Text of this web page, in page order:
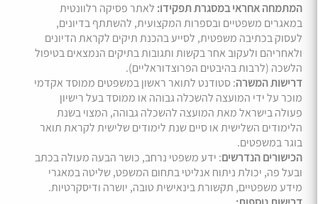
המתמחה אחראי במסגרת תפקידו: לאתר פסיקה רלוונטית
במאגרים משפטיים ובספרות המקצועית, להשתתף בדיונים,
לעסוק בכתיבה משפטית, לסייע בהכנת תיקים לקראת הדיונים
ולאחריהם ולעקוב אחר בקשות ותגובות בתיקים הנמצאים בטיפול
הלשכה (לרבות בהיבטים הפרוצדוראליים).
דרישות המשרה: סטודנט לתואר ראשון במשפטים ממוסד אקדמי
מוכר על ידי המועצה להשכלה גבוהה או ממוסד בעל רישיון
פעולה בישראל מאת המועצה להשכלה גבוהה, המצוי בשנת
הלימודים השלישית או סיים שנת לימודים שלישית לקראת תואר
בוגר במשפטים.
הכישורים הנדרשים: ידע משפטי נרחב, כושר הבעה מעולה בכתב
ובעל פה, יכולת ניתוח אנליטי בתחום המשפט, שליטה במאגרי
מידע משפטיים, תקשורת בינאישית טובה, יושרה ודיסקרטיות.